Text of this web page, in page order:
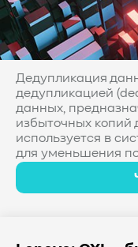
Дедупликация
дедупликацией
данных,
избыточных
используется в
для уменьшения